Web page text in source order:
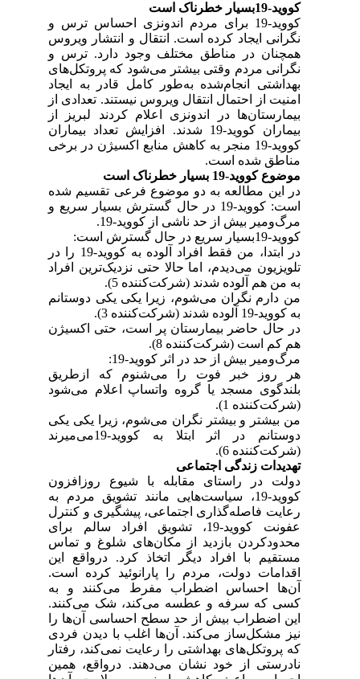
کووید-19بسیار خطرناک است
کووید-19 برای مردم اندونزی احساس ترس و
نگرانی ایجاد کرده است. انتقال و انتشار ویروس
همچنان در مناطق مختلف وجود دارد. ترس و
نگرانی مردم وقتی بیشتر می‌شود که پروتکل‌های
بهداشتی انجام‌شده به‌طور کامل قادر به ایجاد
امنیت از احتمال انتقال ویروس نیستند. تعدادی از
بیمارستان‌ها در اندونزی اعلام کردند لبریز از
بیماران کووید-19 شدند. افزایش تعداد بیماران
کووید-19 منجر به کاهش منابع اکسیژن در برخی
مناطق شده است.
موضوع کووید-19 بسیار خطرناک است
در این مطالعه به دو موضوع فرعی تقسیم شده
است: کووید-19 در حال گسترش بسیار سریع و
مرگ‌ومیر بیش از حد ناشی از کووید-19.
کووید-19بسیار سریع در حال گسترش است:
در ابتدا، من فقط افراد آلوده به کووید-19 را در
تلویزیون می‌دیدم، اما حالا حتی نزدیک‌ترین افراد
به من هم آلوده شدند (شرکت‌کننده 5).
من دارم نگران می‌شوم، زیرا یکی یکی دوستانم
به کووید-19 آلوده شدند ‌(شرکت‌کننده 3).
در حال حاضر بیمارستان پر است، حتی اکسیژن
هم کم است (شرکت‌کننده 8).
مرگ‌ومیر بیش از حد در اثر کووید-19:
هر روز خبر فوت را می‌شنوم که ازطریق
بلندگوی مسجد یا گروه واتساپ اعلام می‌شود
(شرکت‌کننده 1).
من بیشتر و بیشتر نگران می‌شوم، زیرا یکی یکی
دوستانم در اثر ابتلا به کووید-19می‌میرند
(شرکت‌کننده 6).
تهدیدات زندگی اجتماعی
دولت در راستای مقابله با شیوع روزافزون
کووید-19، سیاست‌هایی مانند تشویق مردم به
رعایت فاصله‌گذاری اجتماعی، پیشگیری و کنترل
عفونت کووید-19، تشویق افراد سالم برای
محدودکردن بازدید از مکان‌های شلوغ و تماس
مستقیم با افراد دیگر اتخاذ کرد. درواقع این
اقدامات دولت، مردم را پارانوئید کرده است.
آن‌ها احساس اضطراب مفرط می‌کنند و به
کسی که سرفه و عطسه می‌کند، شک می‌کنند.
این اضطراب بیش از حد سطح احساسی آن‌ها را
نیز مشکل‌ساز می‌کند. آن‌ها اغلب با دیدن فردی
که پروتکل‌های بهداشتی را رعایت نمی‌کند، رفتار
نادرستی از خود نشان می‌دهند. درواقع، همین